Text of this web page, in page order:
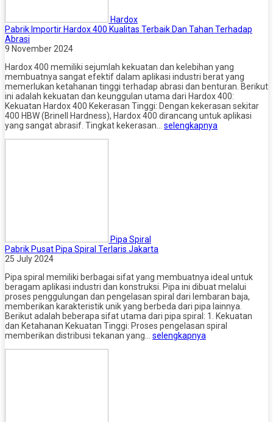
Hardox
Pabrik Importir Hardox 400 Kualitas Terbaik Dan Tahan Terhadap
Abrasi
9 November 2024
Hardox 400 memiliki sejumlah kekuatan dan kelebihan yang
membuatnya sangat efektif dalam aplikasi industri berat yang
memerlukan ketahanan tinggi terhadap abrasi dan benturan. Berikut
ini adalah kekuatan dan keunggulan utama dari Hardox 400:
Kekuatan Hardox 400 Kekerasan Tinggi: Dengan kekerasan sekitar
400 HBW (Brinell Hardness), Hardox 400 dirancang untuk aplikasi
yang sangat abrasif. Tingkat kekerasan… selengkapnya
Pipa Spiral
Pabrik Pusat Pipa Spiral Terlaris Jakarta
25 July 2024
Pipa spiral memiliki berbagai sifat yang membuatnya ideal untuk
beragam aplikasi industri dan konstruksi. Pipa ini dibuat melalui
proses penggulungan dan pengelasan spiral dari lembaran baja,
memberikan karakteristik unik yang berbeda dari pipa lainnya.
Berikut adalah beberapa sifat utama dari pipa spiral: 1. Kekuatan
dan Ketahanan Kekuatan Tinggi: Proses pengelasan spiral
memberikan distribusi tekanan yang… selengkapnya